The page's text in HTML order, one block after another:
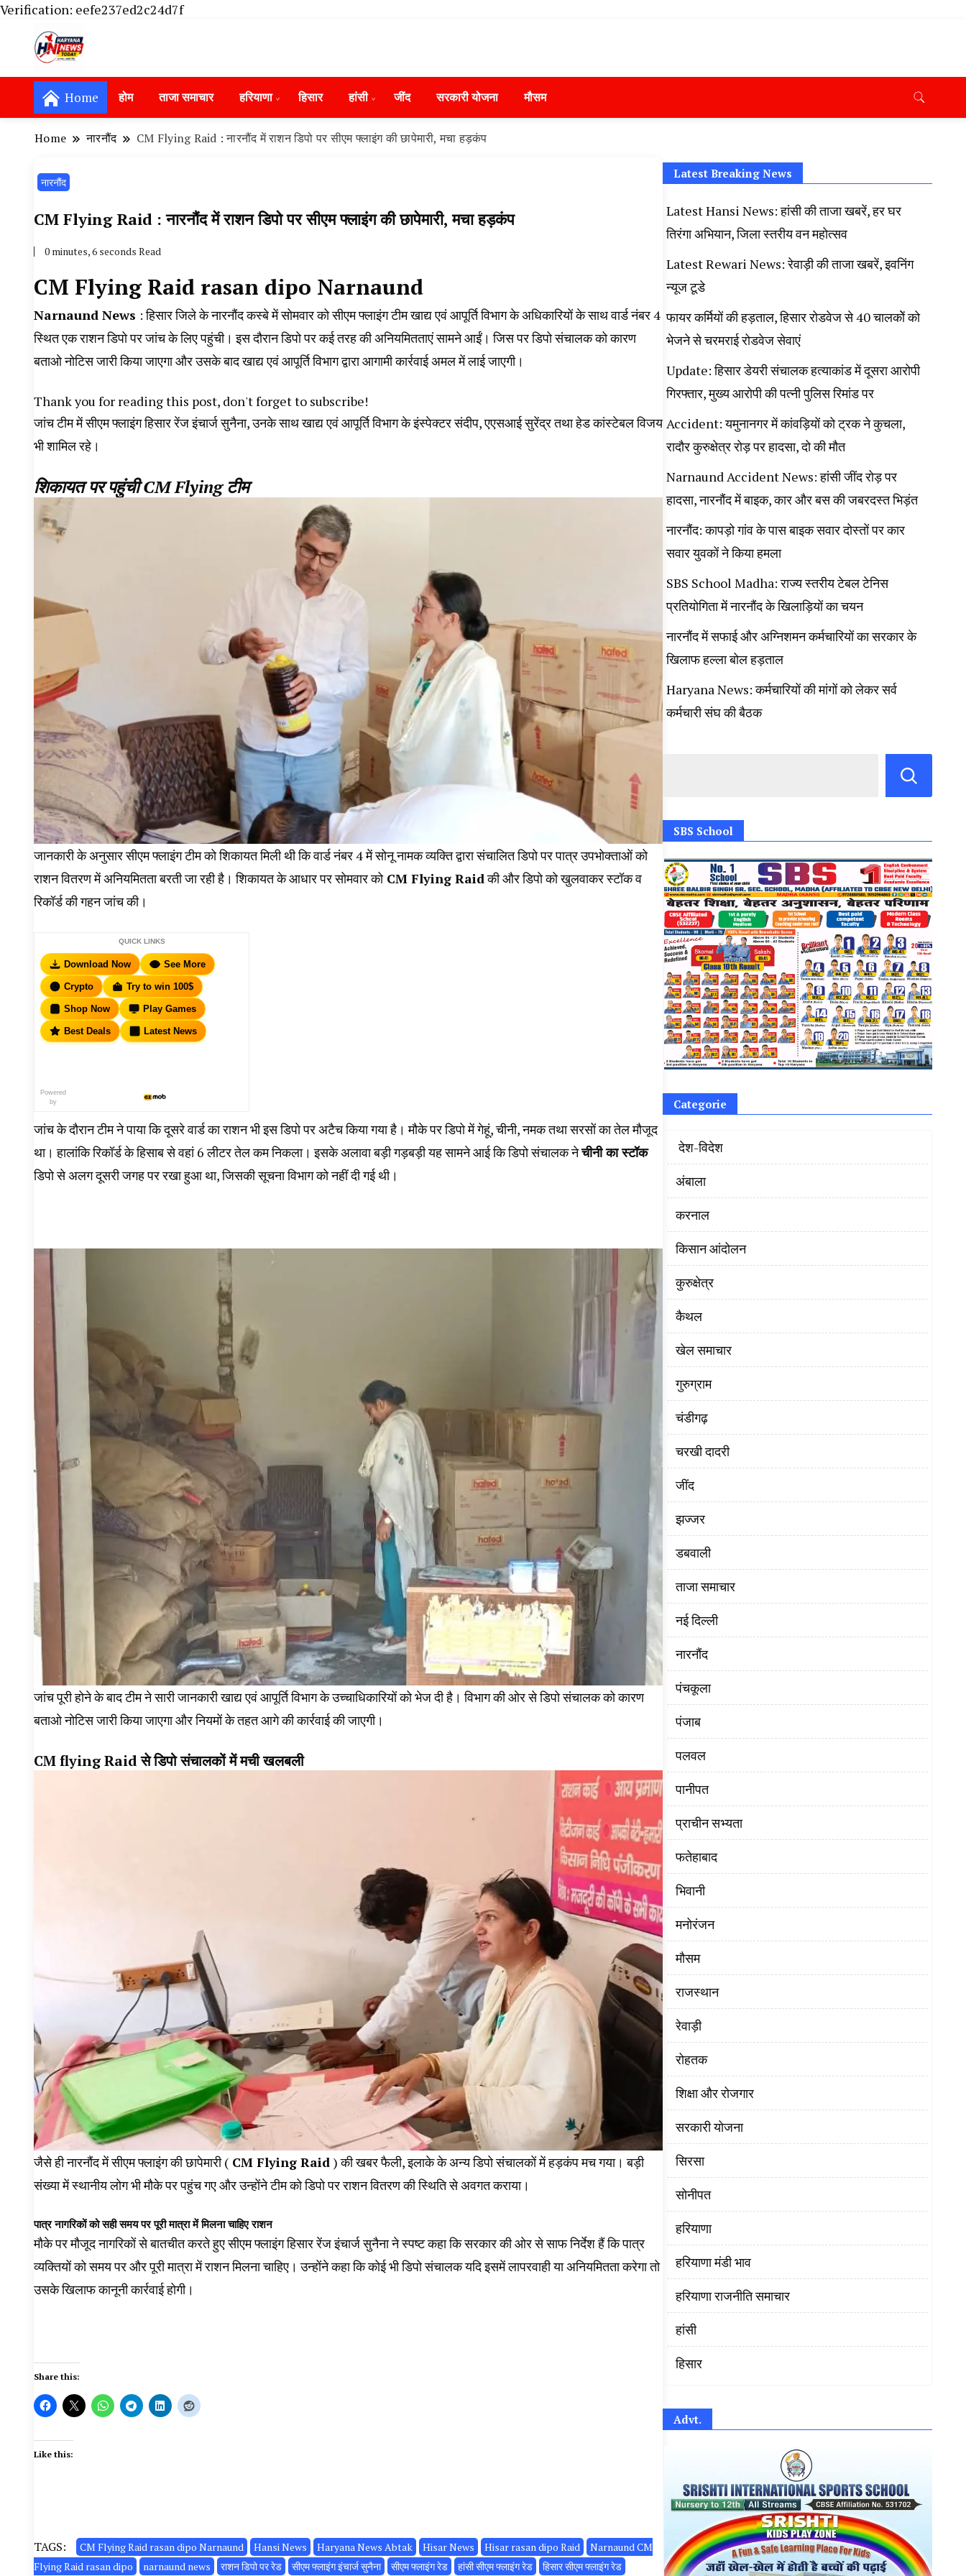
Verification: eefe237ed2c24d7f
Hansi News Today, Hisar Crime News Today, Narnaund News Live, Hansi News Live, Haryana ki Taaja Khabar, Haryana Crime News Today, Weather
Update in Haryana, Weather Alert in Haryana, Rain Alert in Haryana, Haryana Police Action, Haryana Porotet Update, Haryana Police Fir, Haryana
Portet Update News, Student Portest News, Kisan Protest News, AHN News, Abtak Haryana News,
Home होम ताजा समाचार हरियाणा हिसार हांसी ‌जींद सरकारी योजना मौसम
Home नारनौंद CM Flying Raid : नारनौंद में राशन डिपो पर सीएम फ्लाइंग की छापेमारी, मचा हड़कंप
नारनौंद
CM Flying Raid : नारनौंद में राशन डिपो पर सीएम फ्लाइंग की छापेमारी, मचा हड़कंप
0 minutes, 6 seconds Read
CM Flying Raid rasan dipo Narnaund
Narnaund News : हिसार जिले के नारनौंद कस्बे में सोमवार को सीएम फ्लाइंग टीम खाद्य एवं आपूर्ति विभाग के अधिकारियों के साथ वार्ड नंबर 4
स्थित एक राशन डिपो पर जांच के लिए पहुंची। इस दौरान डिपो पर कई तरह की अनियमितताएं सामने आईं। जिस पर डिपो संचालक को कारण
बताओ नोटिस जारी किया जाएगा और उसके बाद खाद्य एवं आपूर्ति विभाग द्वारा आगामी कार्रवाई अमल में लाई जाएगी।
Thank you for reading this post, don't forget to subscribe!
जांच टीम में सीएम फ्लाइंग हिसार रेंज इंचार्ज सुनैना, उनके साथ खाद्य एवं आपूर्ति विभाग के इंस्पेक्टर संदीप, एएसआई सुरेंद्र तथा हेड कांस्टेबल विजय
भी शामिल रहे।
शिकायत पर पहुंची CM Flying टीम
जानकारी के अनुसार सीएम फ्लाइंग टीम को शिकायत मिली थी कि वार्ड नंबर 4 में सोनू नामक व्यक्ति द्वारा संचालित डिपो पर पात्र उपभोक्ताओं को
राशन वितरण में अनियमितता बरती जा रही है। शिकायत के आधार पर सोमवार कोCM Flying Raidकी और डिपो को खुलवाकर स्टॉक व
रिकॉर्ड की गहन जांच की।
QUICK LINKS
Download Now See More
Crypto Try to win 100$
Shop Now Play Games
Best Deals Latest News
Powered
by
जांच के दौरान टीम ने पाया कि दूसरे वार्ड का राशन भी इस डिपो पर अटैच किया गया है। मौके पर डिपो में गेहूं, चीनी, नमक तथा सरसों का तेल मौजूद
था। हालांकि रिकॉर्ड के हिसाब से वहां 6 लीटर तेल कम निकला। इसके अलावा बड़ी गड़बड़ी यह सामने आई कि डिपो संचालक नेचीनी का स्टॉक
डिपो से अलग दूसरी जगह पर रखा हुआ था, जिसकी सूचना विभाग को नहीं दी गई थी।
जांच पूरी होने के बाद टीम ने सारी जानकारी खाद्य एवं आपूर्ति विभाग के उच्चाधिकारियों को भेज दी है। विभाग की ओर से डिपो संचालक को कारण
बताओ नोटिस जारी किया जाएगा और नियमों के तहत आगे की कार्रवाई की जाएगी।
CM flying Raid से डिपो संचालकों में मची खलबली
जैसे ही नारनौंद में सीएम फ्लाइंग की छापेमारी ( CM Flying Raid ) की खबर फैली, इलाके के अन्य डिपो संचालकों में हड़कंप मच गया। बड़ी
संख्या में स्थानीय लोग भी मौके पर पहुंच गए और उन्होंने टीम को डिपो पर राशन वितरण की स्थिति से अवगत कराया।
पात्र नागरिकों को सही समय पर पूरी मात्रा में मिलना चाहिए राशन
मौके पर मौजूद नागरिकों से बातचीत करते हुए सीएम फ्लाइंग हिसार रेंज इंचार्ज सुनैना ने स्पष्ट कहा कि सरकार की ओर से साफ निर्देश हैं कि पात्र
व्यक्तियों को समय पर और पूरी मात्रा में राशन मिलना चाहिए। उन्होंने कहा कि कोई भी डिपो संचालक यदि इसमें लापरवाही या अनियमितता करेगा तो
उसके खिलाफ कानूनी कार्रवाई होगी।
Share this:
Like this:
TAGS: CM Flying Raid rasan dipo Narnaund Hansi News Haryana News Abtak Hisar News Hisar rasan dipo Raid
Narnaund CM
Flying Raid rasan dipo
narnaund news राशन डिपो पर रेड सीएम फ्लाइंग इंचार्ज सुनैना सीएम फ्लाइंग रेड हांसी सीएम फ्लाइंग रेड हिसार सीएम फ्लाइंग रेड
Latest Breaking News
Latest Hansi News: हांसी की ताजा खबरें, हर घर
तिरंगा अभियान, जिला स्तरीय वन महोत्सव
Latest Rewari News: रेवाड़ी की ताजा खबरें, इवनिंग
न्यूज टूडे
फायर कर्मियों की हड़ताल, हिसार रोडवेज से 40 चालकोें को
भेजने से चरमराई रोडवेज सेवाएं
Update: हिसार डेयरी संचालक हत्याकांड में दूसरा आरोपी
गिरफ्तार, मुख्य आरोपी की पत्नी पुलिस रिमांड पर
Accident: यमुनानगर में कांवड़ियों को ट्रक ने कुचला,
रादौर कुरुक्षेत्र रोड़ पर हादसा, दो की मौत
Narnaund Accident News: हांसी जींद रोड़ पर
हादसा, नारनौंद में बाइक, कार और बस की जबरदस्त भिड़ंत
नारनौंद: कापड़ो गांव के पास बाइक सवार दोस्तों पर कार
सवार युवकों ने किया हमला
SBS School Madha: राज्य स्तरीय टेबल टेनिस
प्रतियोगिता में नारनौंद के खिलाड़ियों का चयन
नारनौंद में सफाई और अग्निशमन कर्मचारियों का सरकार के
खिलाफ हल्ला बोल हड़ताल
Haryana News: कर्मचारियों की मांगों को लेकर सर्व
कर्मचारी संघ की बैठक
SBS School
Categorie
‌ देश-विदेश
अंबाला
करनाल
किसान आंदोलन
कुरुक्षेत्र
कैथल
खेल समाचार
गुरुग्राम
चंडीगढ़
चरखी दादरी
‌जींद
झज्जर
डबवाली
ताजा समाचार
नई दिल्ली
नारनौंद
पंचकूला
पंजाब
पलवल
पानीपत
प्राचीन सभ्यता
फतेहाबाद
भिवानी
मनोरंजन
मौसम
राजस्थान
रेवाड़ी
रोहतक
शिक्षा और रोजगार
सरकारी योजना
सिरसा
सोनीपत
हरियाणा
हरियाणा मंडी भाव
हरियाणा राजनीति समाचार
हांसी
हिसार
Advt.